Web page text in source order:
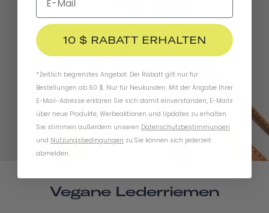
Vegane Lederriemen
10 $ RABATT ERHALTEN
*Zeitlich begrenztes Angebot. Der Rabatt gilt nur für
Bestellungen ab 60 $. Nur für Neukunden. Mit der Angabe Ihrer
E-Mail-Adresse erklären Sie sich damit einverstanden, E-Mails
über neue Produkte, Werbeaktionen und Updates zu erhalten.
Sie stimmen außerdem unseren Datenschutzbestimmungen
und Nutzungsbedingungen zu.Sie können sich jederzeit
abmelden.